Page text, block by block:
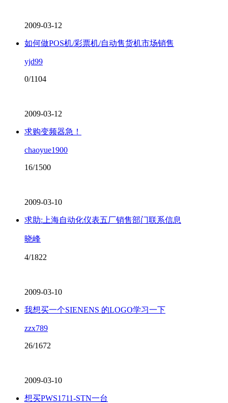
2009-03-12
如何做POS机/彩票机/自动售货机市场销售
yjd99
0/1104
2009-03-12
求购变频器急！
chaoyue1900
16/1500
2009-03-10
求助:上海自动化仪表五厂销售部门联系信息
晓峰
4/1822
2009-03-10
我想买一个SIENENS 的LOGO学习一下
zzx789
26/1672
2009-03-10
想买PWS1711-STN一台